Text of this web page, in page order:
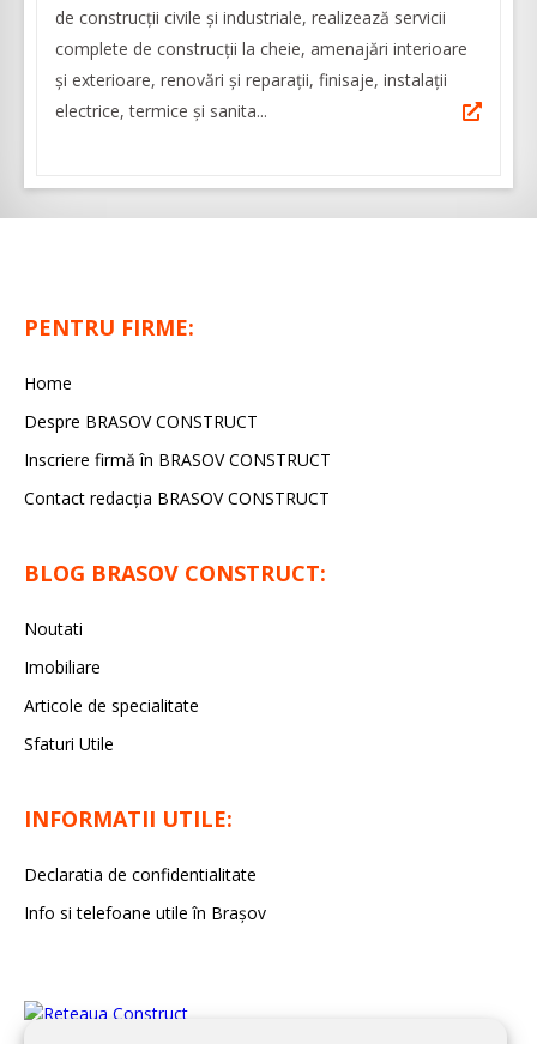
de construcții civile și industriale, realizează servicii
complete de construcții la cheie, amenajări interioare
şi exterioare, renovări şi reparaţii, finisaje, instalaţii
electrice, termice şi sanita...
PENTRU FIRME:
Home
Despre BRASOV CONSTRUCT
Inscriere firmă în BRASOV CONSTRUCT
Contact redacţia BRASOV CONSTRUCT
BLOG BRASOV CONSTRUCT:
Noutati
Imobiliare
Articole de specialitate
Sfaturi Utile
INFORMATII UTILE:
Declaratia de confidentialitate
Info si telefoane utile în Braşov